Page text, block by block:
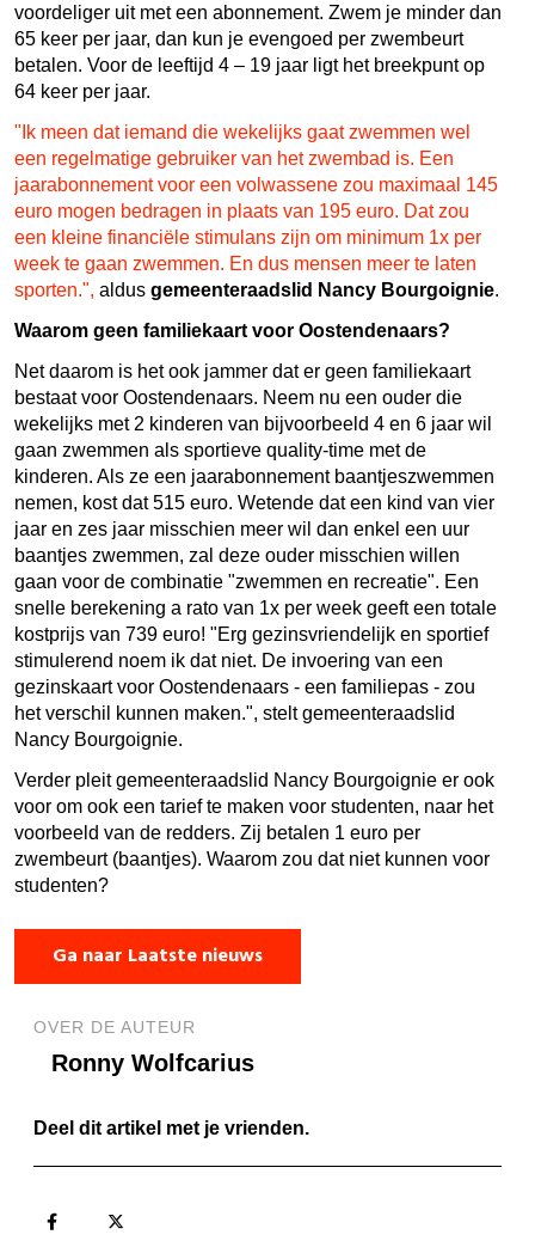
voordeliger uit met een abonnement. Zwem je minder dan
65 keer per jaar, dan kun je evengoed per zwembeurt
betalen. Voor de leeftijd 4 – 19 jaar ligt het breekpunt op
64 keer per jaar.
"Ik meen dat iemand die wekelijks gaat zwemmen wel
een regelmatige gebruiker van het zwembad is. Een
jaarabonnement voor een volwassene zou maximaal 145
euro mogen bedragen in plaats van 195 euro. Dat zou
een kleine financiële stimulans zijn om minimum 1x per
week te gaan zwemmen. En dus mensen meer te laten
sporten.", aldus gemeenteraadslid Nancy Bourgoignie.
Waarom geen familiekaart voor Oostendenaars?
Net daarom is het ook jammer dat er geen familiekaart
bestaat voor Oostendenaars. Neem nu een ouder die
wekelijks met 2 kinderen van bijvoorbeeld 4 en 6 jaar wil
gaan zwemmen als sportieve quality-time met de
kinderen. Als ze een jaarabonnement baantjeszwemmen
nemen, kost dat 515 euro. Wetende dat een kind van vier
jaar en zes jaar misschien meer wil dan enkel een uur
baantjes zwemmen, zal deze ouder misschien willen
gaan voor de combinatie "zwemmen en recreatie". Een
snelle berekening a rato van 1x per week geeft een totale
kostprijs van 739 euro! "Erg gezinsvriendelijk en sportief
stimulerend noem ik dat niet. De invoering van een
gezinskaart voor Oostendenaars - een familiepas - zou
het verschil kunnen maken.", stelt gemeenteraadslid
Nancy Bourgoignie.
Verder pleit gemeenteraadslid Nancy Bourgoignie er ook
voor om ook een tarief te maken voor studenten, naar het
voorbeeld van de redders. Zij betalen 1 euro per
zwembeurt (baantjes). Waarom zou dat niet kunnen voor
studenten?
Ga naar Laatste nieuws
OVER DE AUTEUR
Ronny Wolfcarius
Deel dit artikel met je vrienden.